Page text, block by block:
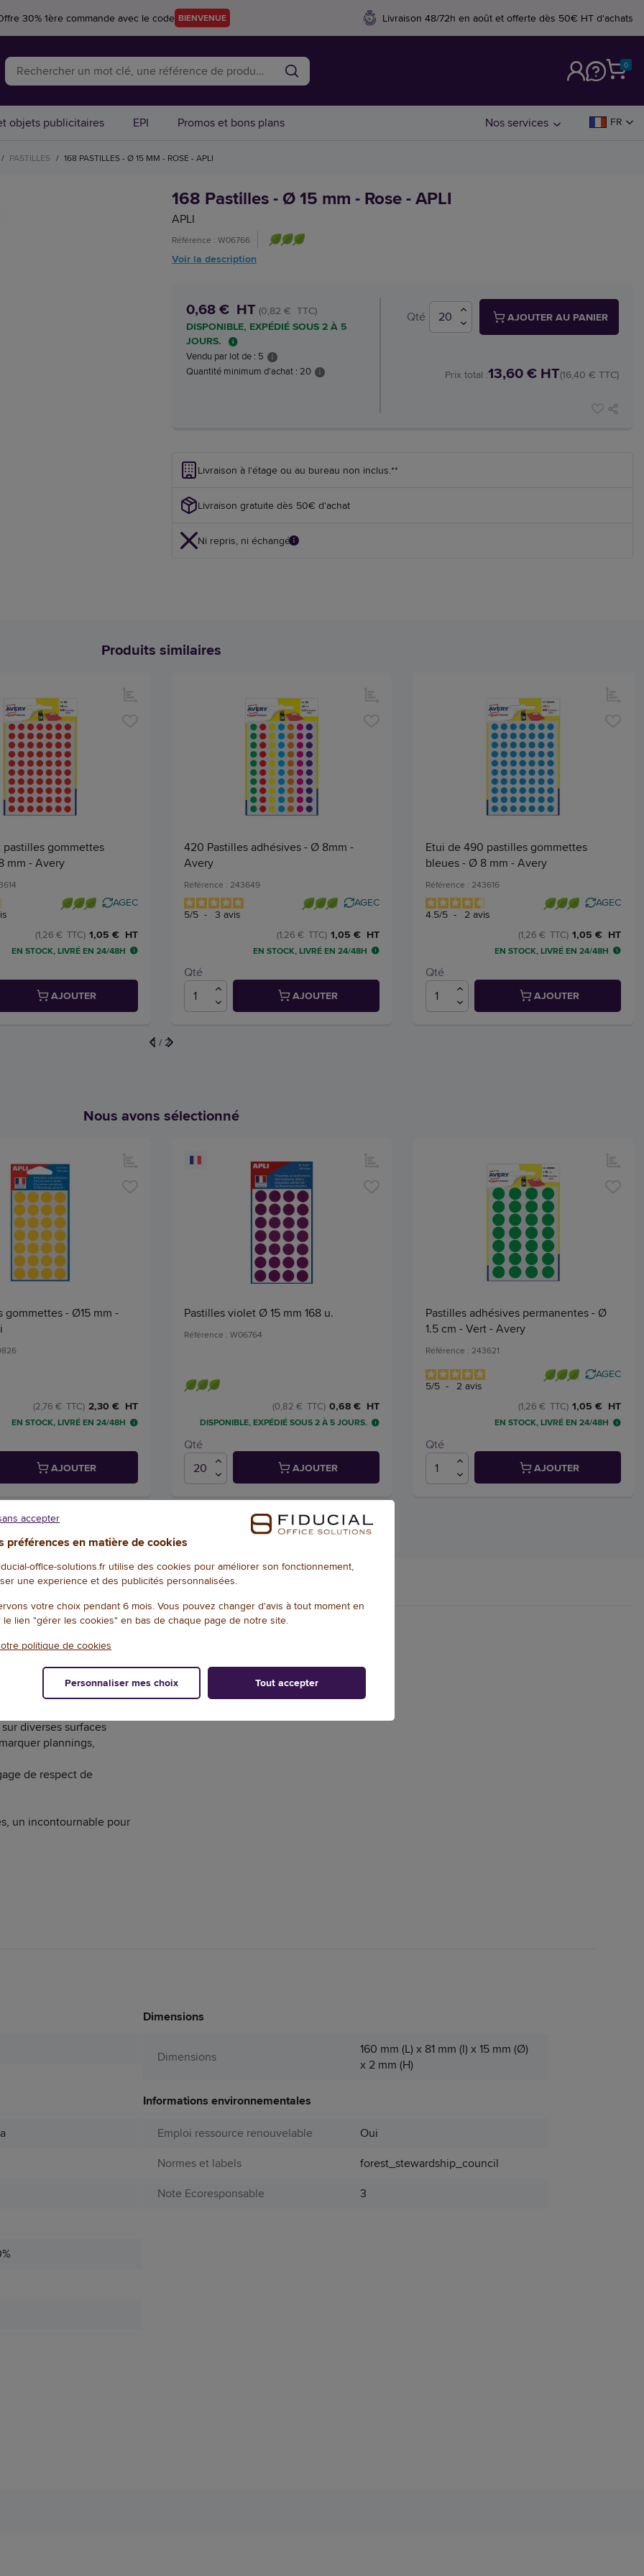
30% 1ère commande avec le code BIENVENUE Livraison 48/72h en août et offerte dès 50€ HT d'achats
0
objets publicitaires EPI Promos et bons plans Nos services FR
/ PASTILLES / 168 PASTILLES - Ø 15 MM - ROSE - APLI
168 Pastilles - Ø 15 mm - Rose - APLI
APLI
Référence : W06766
Voir la description
0,68 € HT (0,82 € TTC)
DISPONIBLE, EXPÉDIÉ SOUS 2 À 5
JOURS.
Vendu par lot de : 5
Quantité minimum d'achat : 20
Qté AJOUTER AU PANIER
Prix total :13,60 € HT(16,40 € TTC)
Livraison à l'étage ou au bureau non inclus.**
Livraison gratuite dès 50€ d'achat
Ni repris, ni échangé
Produits similaires
gommettes
mm - Avery
AGEC
1,05 € HT
(1,26 € TTC)
EN STOCK, LIVRÉ EN 24/48H
AJOUTER
420 Pastilles adhésives - Ø 8mm -
Avery
Référence : 243649
5/5 - 3 avis
AGEC
1,05 € HT
(1,26 € TTC)
EN STOCK, LIVRÉ EN 24/48H
Qté
AJOUTER
Etui de 490 pastilles gommettes
bleues - Ø 8 mm - Avery
Référence : 243616
4.5/5 - 2 avis
AGEC
1,05 € HT
(1,26 € TTC)
EN STOCK, LIVRÉ EN 24/48H
Qté
AJOUTER
1 / 2
Nous avons sélectionné
gommettes - Ø15 mm -
2,30 € HT
(2,76 € TTC)
EN STOCK, LIVRÉ EN 24/48H
AJOUTER
Pastilles violet Ø 15 mm 168 u.
Référence : W06764
0,68 € HT
(0,82 € TTC)
DISPONIBLE, EXPÉDIÉ SOUS 2 À 5 JOURS.
Qté
AJOUTER
Pastilles adhésives permanentes - Ø
1.5 cm - Vert - Avery
Référence : 243621
5/5 - 2 avis
AGEC
1,05 € HT
(1,26 € TTC)
EN STOCK, LIVRÉ EN 24/48H
Qté
AJOUTER
DOCUMENTATION NOTES ET AVIS+
de 15 mm de diamètre,
grande quantité pour vos
diverses surfaces
plannings,
de respect de
un incontournable pour
Dimensions
Dimensions
160 mm (L) x 81 mm (l) x 15 mm (Ø)
x 2 mm (H)
Informations environnementales
Emploi ressource renouvelable
Oui
Normes et labels
forest_stewardship_council
Note Ecoresponsable
3
préférences en matière de cookies
office-solutions.fr utilise des cookies pour améliorer son fonctionnement,
une experience et des publicités personnalisées.
votre choix pendant 6 mois. Vous pouvez changer d'avis à tout moment en
le lien "gérer les cookies" en bas de chaque page de notre site.
politique de cookies
accepter
Personnaliser mes choix Tout accepter